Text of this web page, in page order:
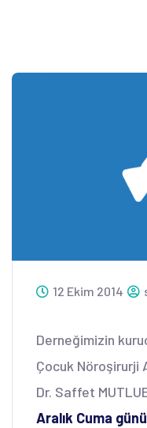
12 Ekim 2014
Derneğimizin
Çocuk Nöroşirurji
Dr. Saffet
Aralık Cuma